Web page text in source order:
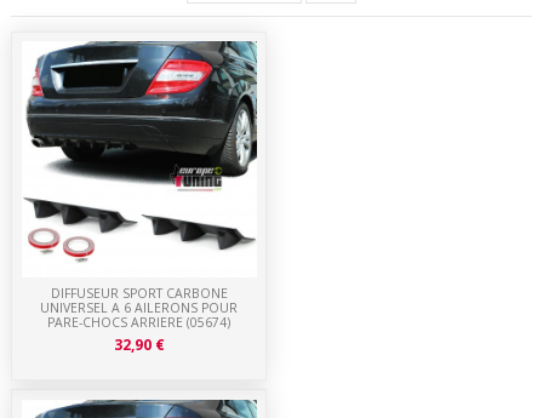
DIFFUSEUR SPORT CARBONE
UNIVERSEL A 6 AILERONS POUR
PARE-CHOCS ARRIERE (05674)
32,90 €